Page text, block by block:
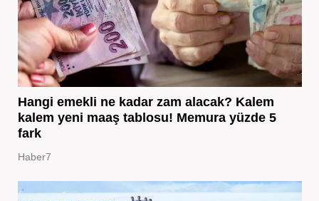
Hangi emekli ne kadar zam alacak? Kalem
kalem yeni maaş tablosu! Memura yüzde 5
fark
Haber7